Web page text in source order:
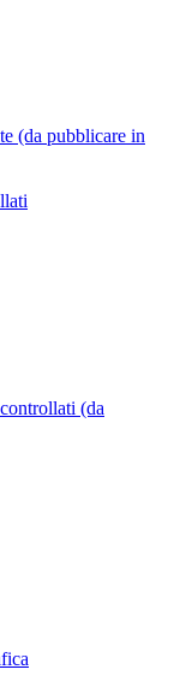
(da pubblicare in
(da